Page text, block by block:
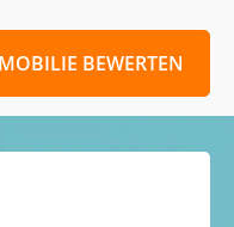
BEWERTEN